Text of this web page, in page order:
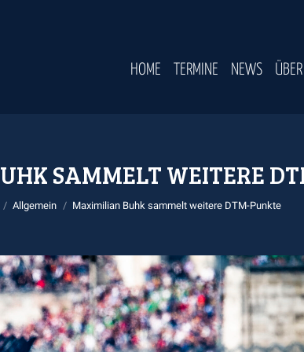
HOME TERMINE NEWS ÜBER
SAMMELT WEITERE
sich hier:
Allgemein Maximilian Buhk sammelt weitere DTM-Punkte